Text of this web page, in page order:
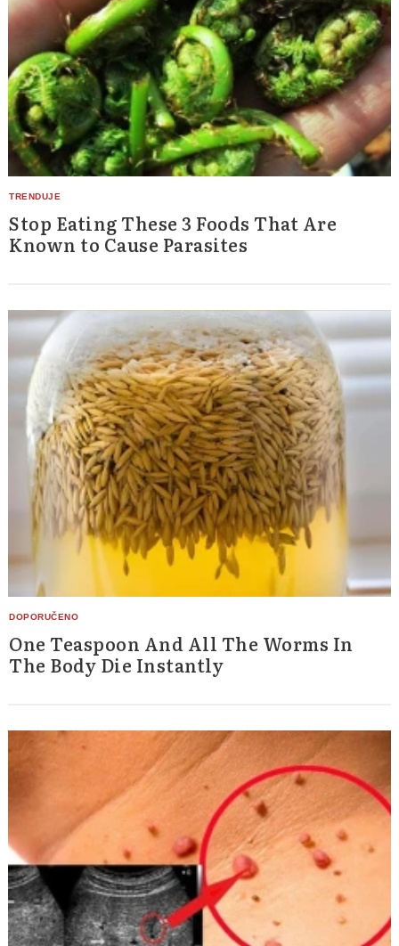
Stop Eating These 3 Foods That Are
Known to Cause Parasites
One Teaspoon And All The Worms In
The Body Die Instantly